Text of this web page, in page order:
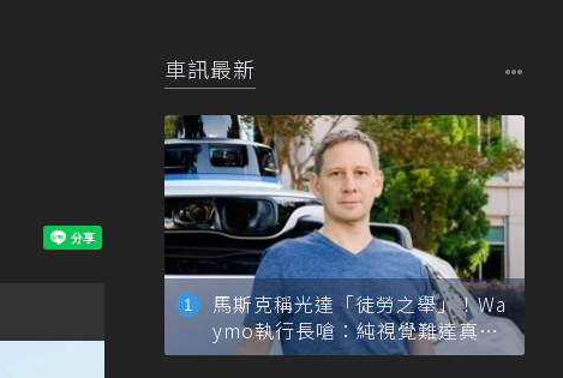
車訊最新
馬斯克稱光達「徒勞之舉」！Wa
ymo執行長嗆：純視覺難達真正
自動駕駛